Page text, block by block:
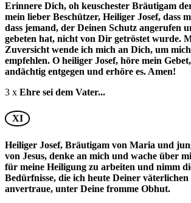
Erinnere Dich, oh keuschester Bräutigam
mein lieber Beschützer, Heiliger Josef, dass
dass jemand, der Deinen Schutz angerufen
gebeten hat, nicht von Dir getröstet wurde.
Zuversicht wende ich mich an Dich, um
empfehlen. O heiliger Josef, höre mein
andächtig entgegen und erhöre es. Amen!
3 x Ehre sei dem Vater...
XI
Heiliger Josef, Bräutigam von Maria und
von Jesus, denke an mich und wache über
für meine Heiligung zu arbeiten und nimm
Bedürfnisse, die ich heute Deiner
anvertraue, unter Deine fromme Obhut.